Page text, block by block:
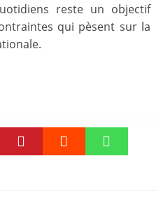
reste un objectif
qui pèsent sur la